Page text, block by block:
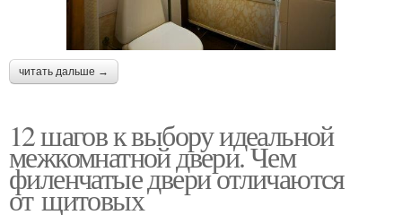
читать дальше →
12 шагов к выбору идеальной
межкомнатной двери. Чем
филенчатые двери отличаются
от щитовых